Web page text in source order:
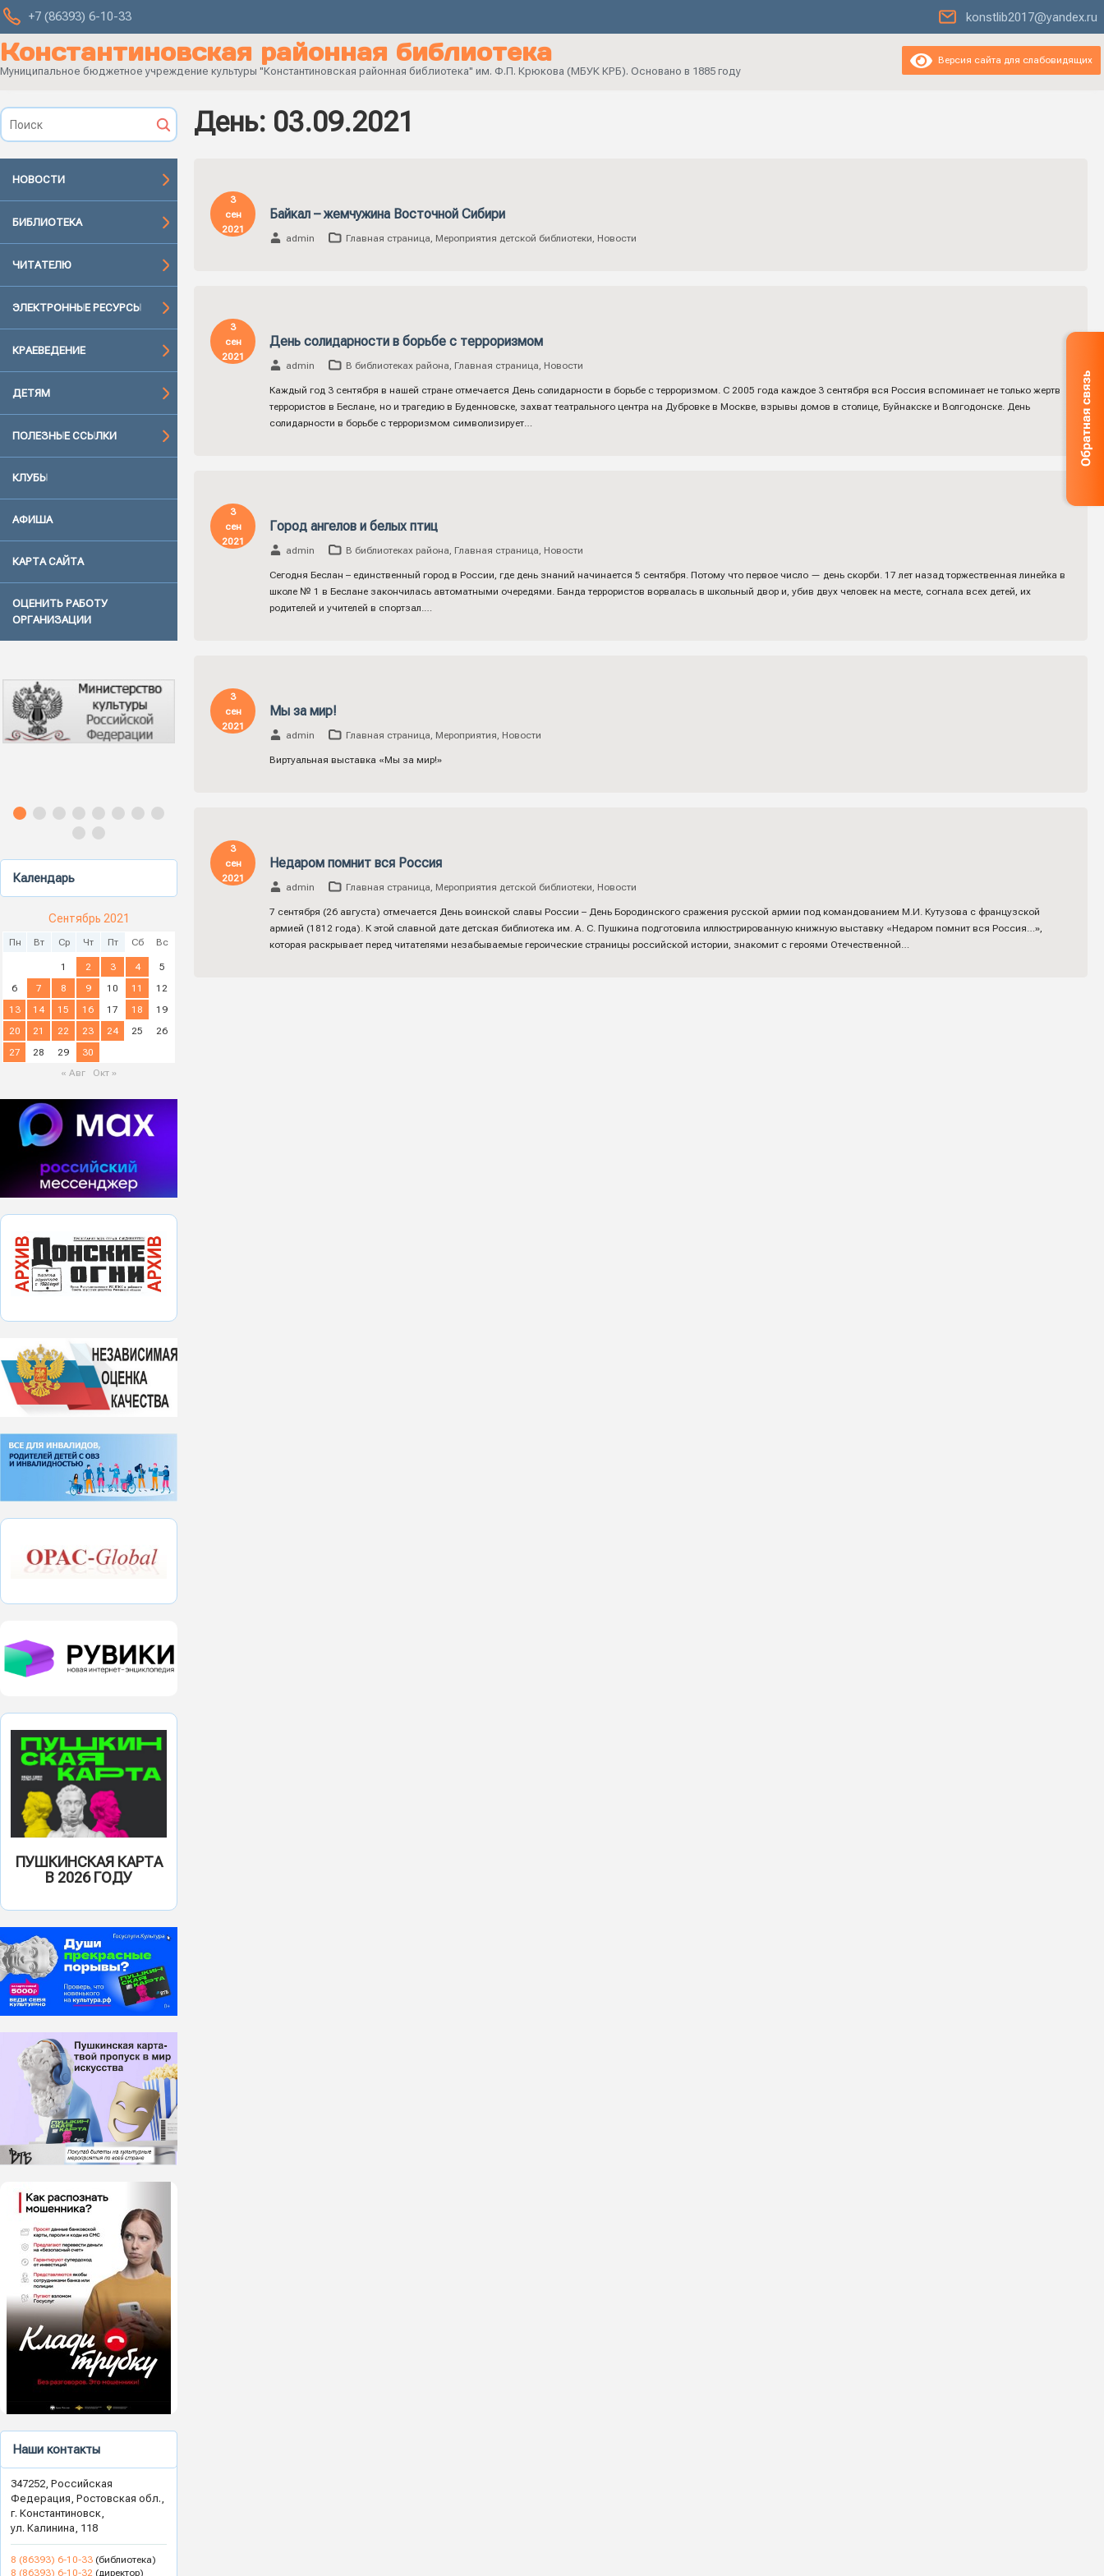
+7 (86393) 6-10-33 konstlib2017@yandex.ru
Константиновская районная библиотека
Муниципальное бюджетное учреждение культуры "Константиновская районная библиотека" им. Ф.П. Крюкова (МБУК КРБ). Основано в 1885 году
Версия сайта для слабовидящих
НОВОСТИ
БИБЛИОТЕКА
ЧИТАТЕЛЮ
ЭЛЕКТРОННЫЕ РЕСУРСЫ
КРАЕВЕДЕНИЕ
ДЕТЯМ
ПОЛЕЗНЫЕ ССЫЛКИ
КЛУБЫ
АФИША
КАРТА САЙТА
ОЦЕНИТЬ РАБОТУ
ОРГАНИЗАЦИИ
Календарь
Сентябрь 2021
Пн Вт Ср Чт Пт Сб Вс
1 2 3 4
5
6
7 8 9 10 11
12
13
14 15 16 17 18
19
20
21 22 23 24 25
26
27
28 29
30
« Авг
Окт »
ПУШКИНСКАЯ КАРТА
В 2026 ГОДУ
Наши контакты
347252, Российская
Федерация, Ростовская обл.,
г. Константиновск,
ул. Калинина, 118
8 (86393) 6-10-33 (библиотека)
8 (86393) 6-10-32 (директор)
День: 03.09.2021
3
сен
2021
Байкал – жемчужина Восточной Сибири
admin Главная страница, Мероприятия детской библиотеки, Новости
3
сен
2021
День солидарности в борьбе с терроризмом
admin В библиотеках района, Главная страница, Новости
Каждый год 3 сентября в нашей стране отмечается День солидарности в борьбе с терроризмом. С 2005 года каждое 3 сентября вся Россия вспоминает не только жертв
террористов в Беслане, но и трагедию в Буденновске, захват театрального центра на Дубровке в Москве, взрывы домов в столице, Буйнакске и Волгодонске. День
солидарности в борьбе с терроризмом символизирует…
3
сен
2021
Город ангелов и белых птиц
admin В библиотеках района, Главная страница, Новости
Сегодня Беслан – единственный город в России, где день знаний начинается 5 сентября. Потому что первое число — день скорби. 17 лет назад торжественная линейка в
школе № 1 в Беслане закончилась автоматными очередями. Банда террористов ворвалась в школьный двор и, убив двух человек на месте, согнала всех детей, их
родителей и учителей в спортзал.…
3
сен
2021
Мы за мир!
admin Главная страница, Мероприятия, Новости
Виртуальная выставка «Мы за мир!»
3
сен
2021
Недаром помнит вся Россия
admin Главная страница, Мероприятия детской библиотеки, Новости
7 сентября (26 августа) отмечается День воинской славы России – День Бородинского сражения русской армии под командованием М.И. Кутузова с французской
армией (1812 года). К этой славной дате детская библиотека им. А. С. Пушкина подготовила иллюстрированную книжную выставку «Недаром помнит вся Россия…»,
которая раскрывает перед читателями незабываемые героические страницы российской истории, знакомит с героями Отечественной…